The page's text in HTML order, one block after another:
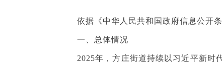
依据《中华人民共和国政府信息公开条
一、总体情况
2025年，方庄街道持续以习近平新时代